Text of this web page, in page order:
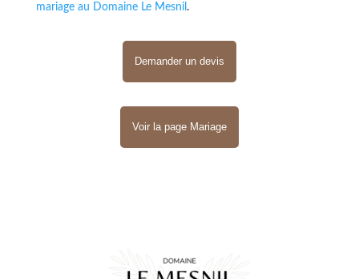
mariage au Domaine Le Mesnil .
Demander un devis
Voir la page Mariage